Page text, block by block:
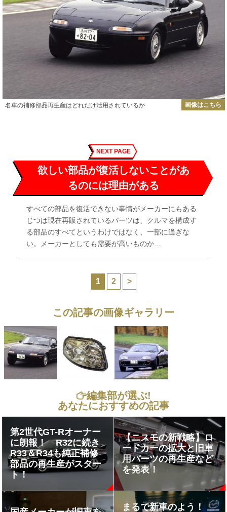
名車の補修部品再生産はどれだけ活用されているか 画像はこちら
NEXT PAGE
欲しい部品が復活しないことがあ
るのには理由がある
すべての部品を復活できない事情がメーカーにもある
じつは現在再販されているパーツは、クルマを構成す
る部品のすべてというわけではなく、一部に過ぎな
い。メーカーとしても需要が高いものか...
1 2 >
この記事の画像ギャラリー
編集部が選ぶ!
あなたにおすすめの記事
第2世代GT-Rオーナー
に朗報！ R32に続き
R33＆R34も純正補修
部品の再生産がスター
ト！
【ニスモの新戦略】ロ
ードカーの拡大と旧車
用パーツの再生産など
を発表！
まるで新車のよう！